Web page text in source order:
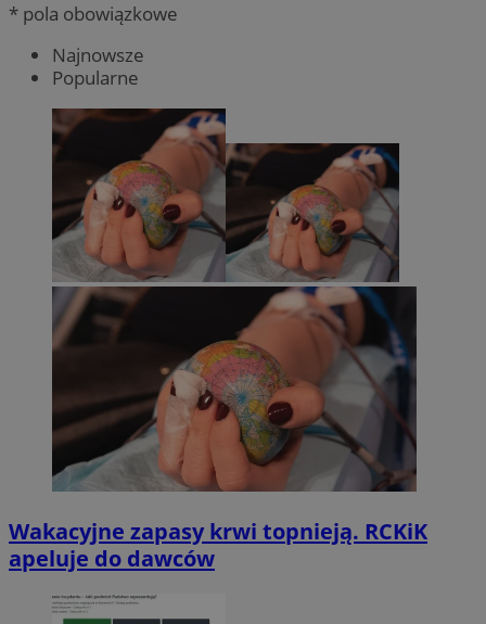
* pola obowiązkowe
Najnowsze
Popularne
Wakacyjne zapasy krwi topnieją. RCKiK
apeluje do dawców